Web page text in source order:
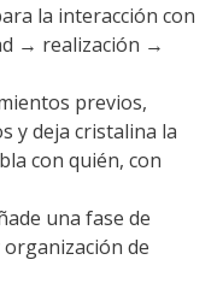
la interacción con
→ realización →
previos,
y deja cristalina la
con quién, con
una fase de
de